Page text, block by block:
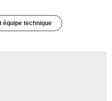
équipe technique